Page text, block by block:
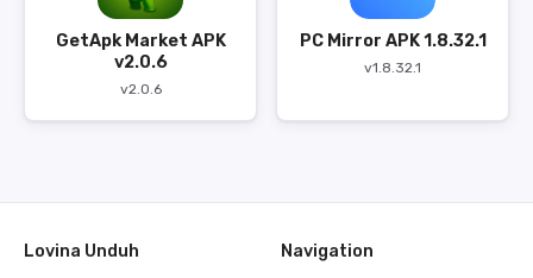
GetApk Market APK
v2.0.6
v2.0.6
PC Mirror APK 1.8.32.1
v1.8.32.1
Lovina Unduh
Navigation